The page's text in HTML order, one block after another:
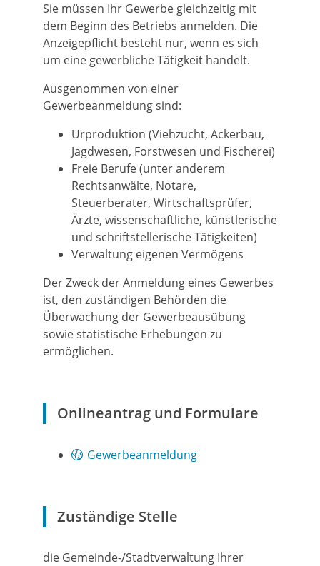
Sie müssen Ihr Gewerbe gleichzeitig mit
dem Beginn des Betriebs anmelden. Die
Anzeigepflicht besteht nur, wenn es sich
um eine gewerbliche Tätigkeit handelt.
Ausgenommen von einer
Gewerbeanmeldung sind:
Urproduktion (Viehzucht, Ackerbau,
Jagdwesen, Forstwesen und Fischerei)
Freie Berufe (unter anderem
Rechtsanwälte, Notare,
Steuerberater, Wirtschaftsprüfer,
Ärzte, wissenschaftliche, künstlerische
und schriftstellerische Tätigkeiten)
Verwaltung eigenen Vermögens
Der Zweck der Anmeldung eines Gewerbes
ist, den zuständigen Behörden die
Überwachung der Gewerbeausübung
sowie statistische Erhebungen zu
ermöglichen.
Onlineantrag und Formulare
Gewerbeanmeldung
Zuständige Stelle
die Gemeinde-/Stadtverwaltung Ihrer